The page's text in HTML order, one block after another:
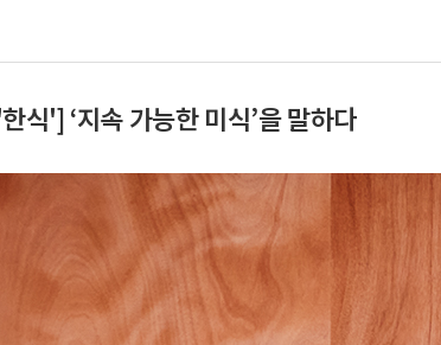
식'] ‘지속 가능한 미식’을 말하다